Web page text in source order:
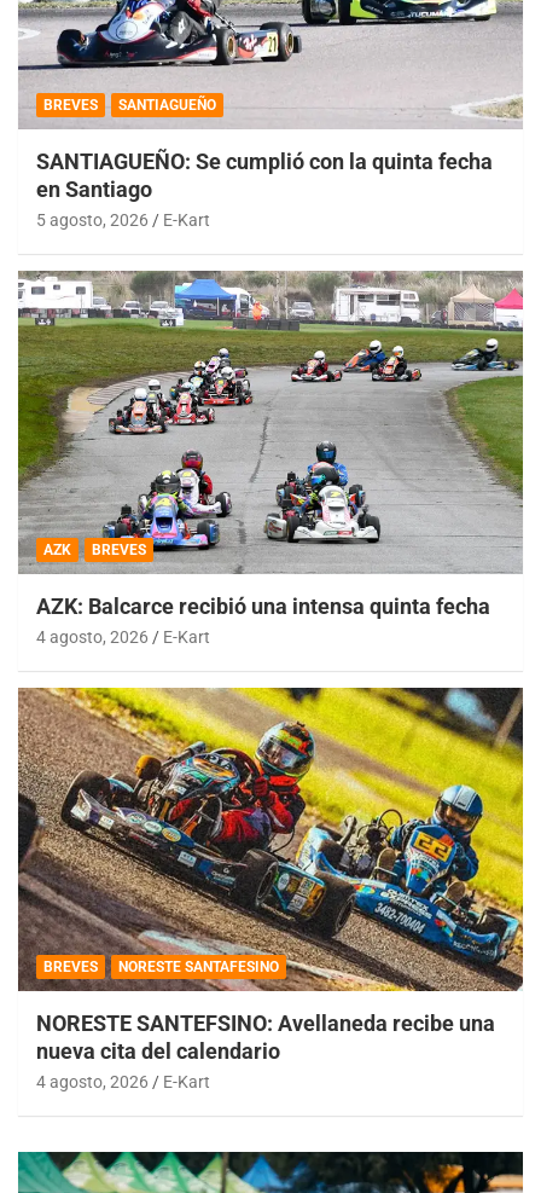
BREVES SANTIAGUEÑO
SANTIAGUEÑO: Se cumplió con la quinta fecha
en Santiago
5 agosto, 2026 E-Kart
AZK BREVES
AZK: Balcarce recibió una intensa quinta fecha
4 agosto, 2026 E-Kart
BREVES NORESTE SANTAFESINO
NORESTE SANTEFSINO: Avellaneda recibe una
nueva cita del calendario
4 agosto, 2026 E-Kart